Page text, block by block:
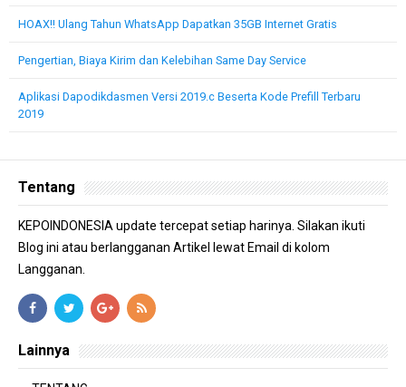
HOAX!! Ulang Tahun WhatsApp Dapatkan 35GB Internet Gratis
Pengertian, Biaya Kirim dan Kelebihan Same Day Service
Aplikasi Dapodikdasmen Versi 2019.c Beserta Kode Prefill Terbaru
2019
Tentang
KEPOINDONESIA update tercepat setiap harinya. Silakan ikuti
Blog ini atau berlangganan Artikel lewat Email di kolom
Langganan.
Lainnya